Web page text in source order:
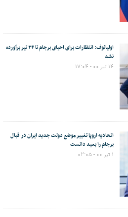
اولیانوف: انتظارات برای احیای برجام تا ۲۴ تیر برآورده
نشد
۱۴ تیر ۰۰ - ۱۷:۰۴
اتحادیه اروپا تغییر موضع دولت جدید ایران در قبال
برجام را بعید دانست
۱ تیر ۰۰ - ۰۲:۰۵